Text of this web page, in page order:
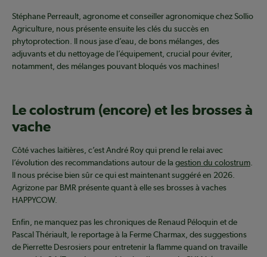
Stéphane Perreault, agronome et conseiller agronomique chez Sollio
Agriculture, nous présente ensuite les clés du succès en
phytoprotection. Il nous jase d’eau, de bons mélanges, des
adjuvants et du nettoyage de l’équipement, crucial pour éviter,
notamment, des mélanges pouvant bloqués vos machines!
Le colostrum (encore) et les brosses à
vache
Côté vaches laitières, c’est André Roy qui prend le relai avec
l’évolution des recommandations autour de la gestion du colostrum.
Il nous précise bien sûr ce qui est maintenant suggéré en 2026.
Agrizone par BMR présente quant à elle ses brosses à vaches
HAPPYCOW.
Enfin, ne manquez pas les chroniques de Renaud Péloquin et de
Pascal Thériault, le reportage à la Ferme Charmax, des suggestions
de Pierrette Desrosiers pour entretenir la flamme quand on travaille